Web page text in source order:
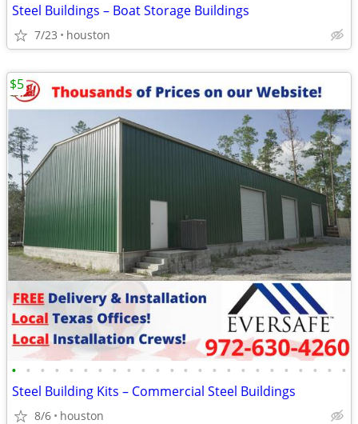
Steel Buildings – Boat Storage Buildings
7/23 houston
• • • • • • • • • • • • • • • • • • • • • • • •
Steel Building Kits – Commercial Steel Buildings
8/6 houston
$5